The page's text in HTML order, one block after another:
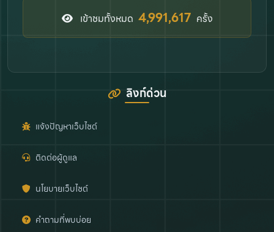
เข้าชมทั้งหมด 6,817,819 ครั้ง
ลิงก์ด่วน
แจ้งปัญหาเว็บไซต์
ติดต่อผู้ดูแล
นโยบายเว็บไซต์
คำถามที่พบบ่อย